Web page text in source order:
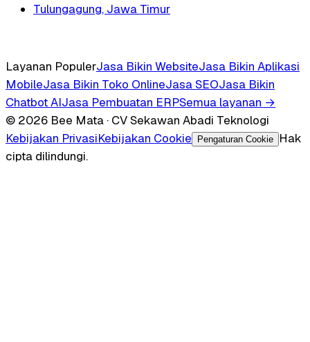
Tulungagung, Jawa Timur
Layanan PopulerJasa Bikin WebsiteJasa Bikin Aplikasi
MobileJasa Bikin Toko OnlineJasa SEOJasa Bikin
Chatbot AIJasa Pembuatan ERPSemua layanan →
© 2026 Bee Mata · CV Sekawan Abadi Teknologi
Kebijakan PrivasiKebijakan Cookie Pengaturan Cookie
Hak
cipta dilindungi.